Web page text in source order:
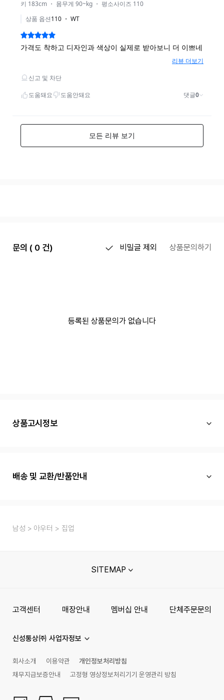
문의 ( 0 건) 비밀글 제외 상품문의하기
등록된 상품문의가 없습니다
상품고시정보
배송 및 교환/반품안내
남성 아우터 집업
SITEMAP
고객센터 매장안내 멤버십 안내 단체주문문의
신성통상㈜ 사업자정보
회사소개 이용약관
개인정보처리방침
채무지급보증안내
고정형 영상정보처리기기 운영관리 방침